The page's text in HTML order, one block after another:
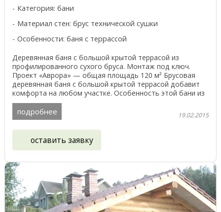
Категория: бани
Материал стен: брус технической сушки
Особенности: баня с террассой
Деревянная баня с большой крытой террасой из
профилированного сухого бруса. Монтаж под ключ.
Проект «Аврора» — общая площадь 120 м² Брусовая
деревянная баня с большой крытой террасой добавит
комфорта на любом участке. Особенность этой бани из
сруба ...
подробнее 19.02.2015
оставить заявку